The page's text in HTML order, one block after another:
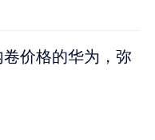
价格的华为，弥